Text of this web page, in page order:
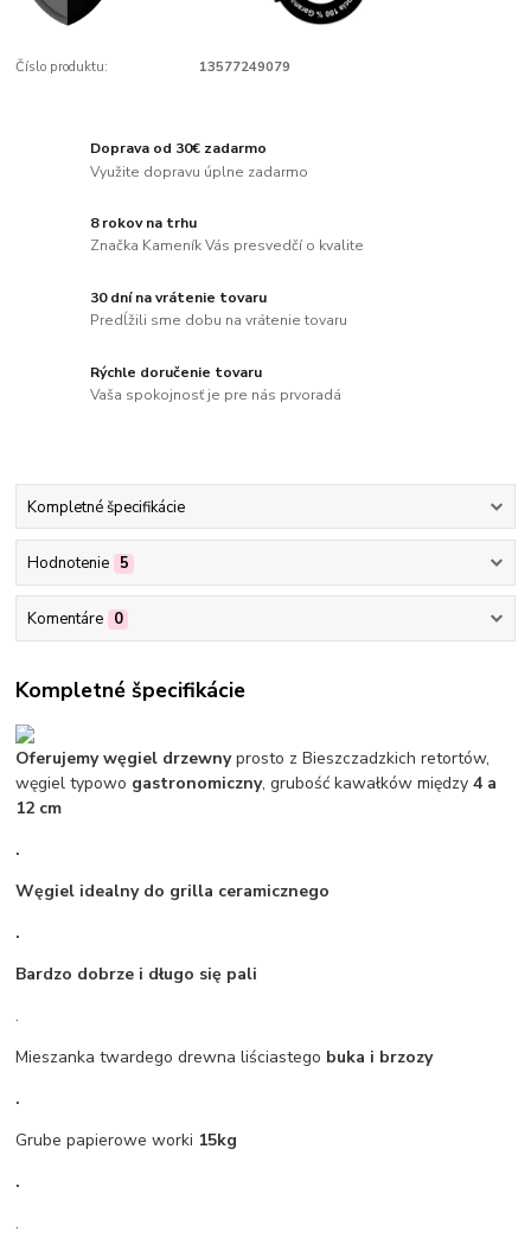
Číslo produktu: 13577249079
Doprava od 30€ zadarmo
Využite dopravu úplne zadarmo
8 rokov na trhu
Značka Kameník Vás presvedčí o kvalite
30 dní na vrátenie tovaru
Predĺžili sme dobu na vrátenie tovaru
Rýchle doručenie tovaru
Vaša spokojnosť je pre nás prvoradá
Kompletné špecifikácie
Hodnotenie 5
Komentáre 0
Kompletné špecifikácie
Oferujemy węgiel drzewnyprosto z Bieszczadzkich retortów,
węgiel typowo gastronomiczny, grubość kawałków między4 a
12 cm
.
Węgiel idealny do grilla ceramicznego
.
Bardzo dobrze i długo się pali
.
Mieszanka twardego drewna liściastego buka i brzozy
.
Grube papierowe worki 15kg
.
.